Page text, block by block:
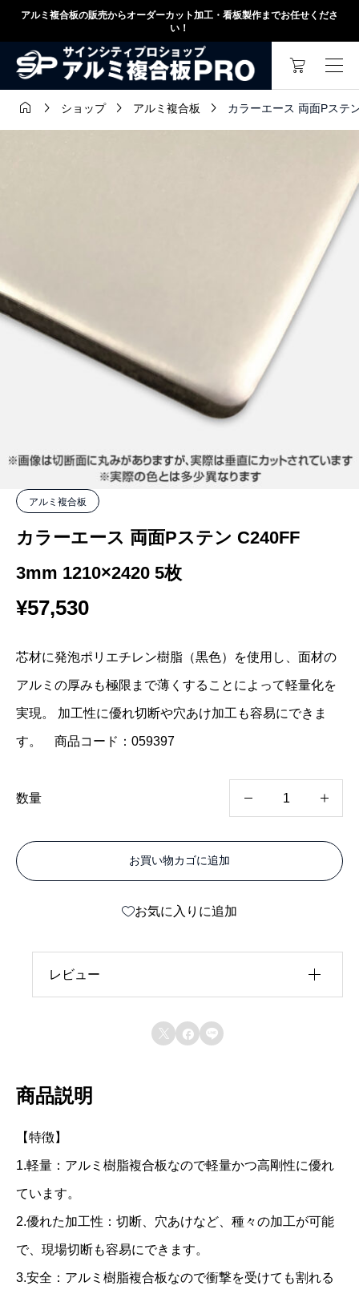
アルミ複合板の販売からオーダーカット加工・看板製作までお任せくださ
い！
  ショップ  アルミ複合板  カラーエース 両面Pステ
アルミ複合板
カラーエース 両面Pステン C240FF
3mm 1210×2420 5枚
¥57,530
芯材に発泡ポリエチレン樹脂（黒色）を使用し、面材の
アルミの厚みも極限まで薄くすることによって軽量化を
実現。 加工性に優れ切断や穴あけ加工も容易にできま
す。 商品コード：059397
数量
ラ
ー
P
F
m
お買い物カゴに追加
お気に入りに追加
レビュー
レビュー投稿には、会員登録が必要です。
会員登録する
  
商品説明
【特徴】
1.軽量：アルミ樹脂複合板なので軽量かつ高剛性に優れ
ています。
2.優れた加工性：切断、穴あけなど、種々の加工が可能
で、現場切断も容易にできます。
3.安全：アルミ樹脂複合板なので衝撃を受けても割れる